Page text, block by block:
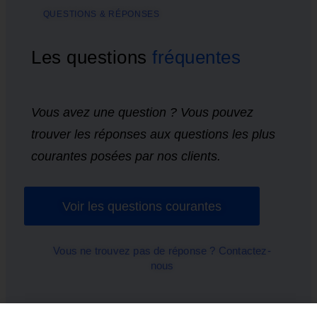
QUESTIONS & RÉPONSES
Les questions fréquentes
Vous avez une question ? Vous pouvez
trouver les réponses aux questions les plus
courantes posées par nos clients.
Voir les questions courantes
Vous ne trouvez pas de réponse ? Contactez-
nous